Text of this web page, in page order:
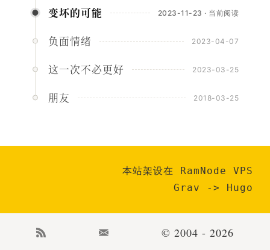
变坏的可能 2023-11-23 · 当前阅读
负面情绪 2023-04-07
这一次不必更好 2023-03-25
朋友 2018-03-25
本站架设在 RamNode VPS
Grav
-> Hugo
© 2004 - 2026